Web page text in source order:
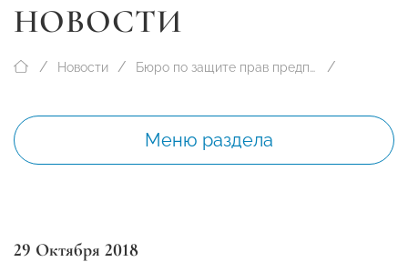
НОВОСТИ
Новости Бюро по защите прав предпринимателей
Меню раздела
29 Октября 2018